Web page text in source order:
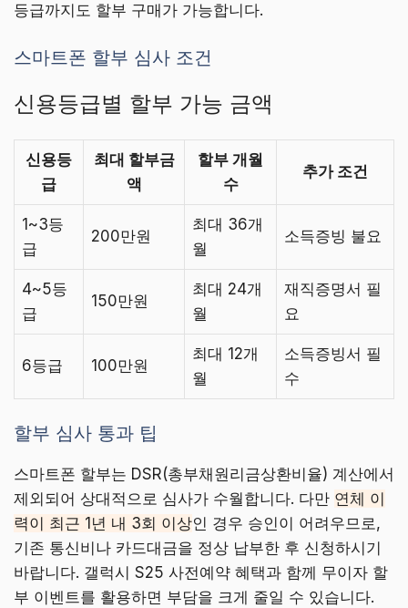
등급까지도 할부 구매가 가능합니다.
스마트폰 할부 심사 조건
신용등급별 할부 가능 금액
신용등
급
최대 할부금
액
할부 개월
수
추가 조건
1~3등
급
200만원
최대 36개
월
소득증빙 불요
4~5등
급
150만원
최대 24개
월
재직증명서 필
요
6등급 100만원
최대 12개
월
소득증빙서 필
수
할부 심사 통과 팁
스마트폰 할부는 DSR(총부채원리금상환비율) 계산에서
제외되어 상대적으로 심사가 수월합니다. 다만 연체 이
력이 최근 1년 내 3회 이상인 경우 승인이 어려우므로,
기존 통신비나 카드대금을 정상 납부한 후 신청하시기
바랍니다. 갤럭시 S25 사전예약 혜택과 함께 무이자 할
부 이벤트를 활용하면 부담을 크게 줄일 수 있습니다.